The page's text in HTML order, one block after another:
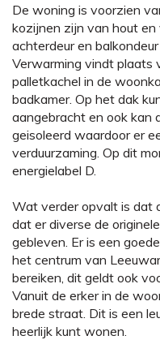
De woning is voorzien
kozijnen zijn van hout en
achterdeur en
Verwarming vindt plaats
palletkachel in de
badkamer. Op het dak
aangebracht en ook kan
geisoleerd waardoor er
verduurzaming. Op dit
energielabel D.
Wat verder opvalt is dat
dat er diverse de
gebleven. Er is een
het centrum van
bereiken, dit geldt ook
Vanuit de erker in de
brede straat. Dit is een
heerlijk kunt wonen.